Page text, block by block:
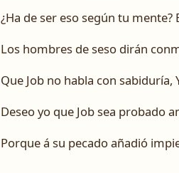
¿Ha de ser eso según tu
Los hombres de seso dirán
Que Job no habla con
Deseo yo que Job sea probado
Porque á su pecado añadió